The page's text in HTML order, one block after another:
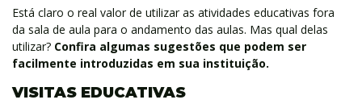
Está claro o real valor de utilizar as atividades educativas fora
da sala de aula para o andamento das aulas. Mas qual delas
utilizar? Confira algumas sugestões que podem ser
facilmente introduzidas em sua instituição.
VISITAS EDUCATIVAS